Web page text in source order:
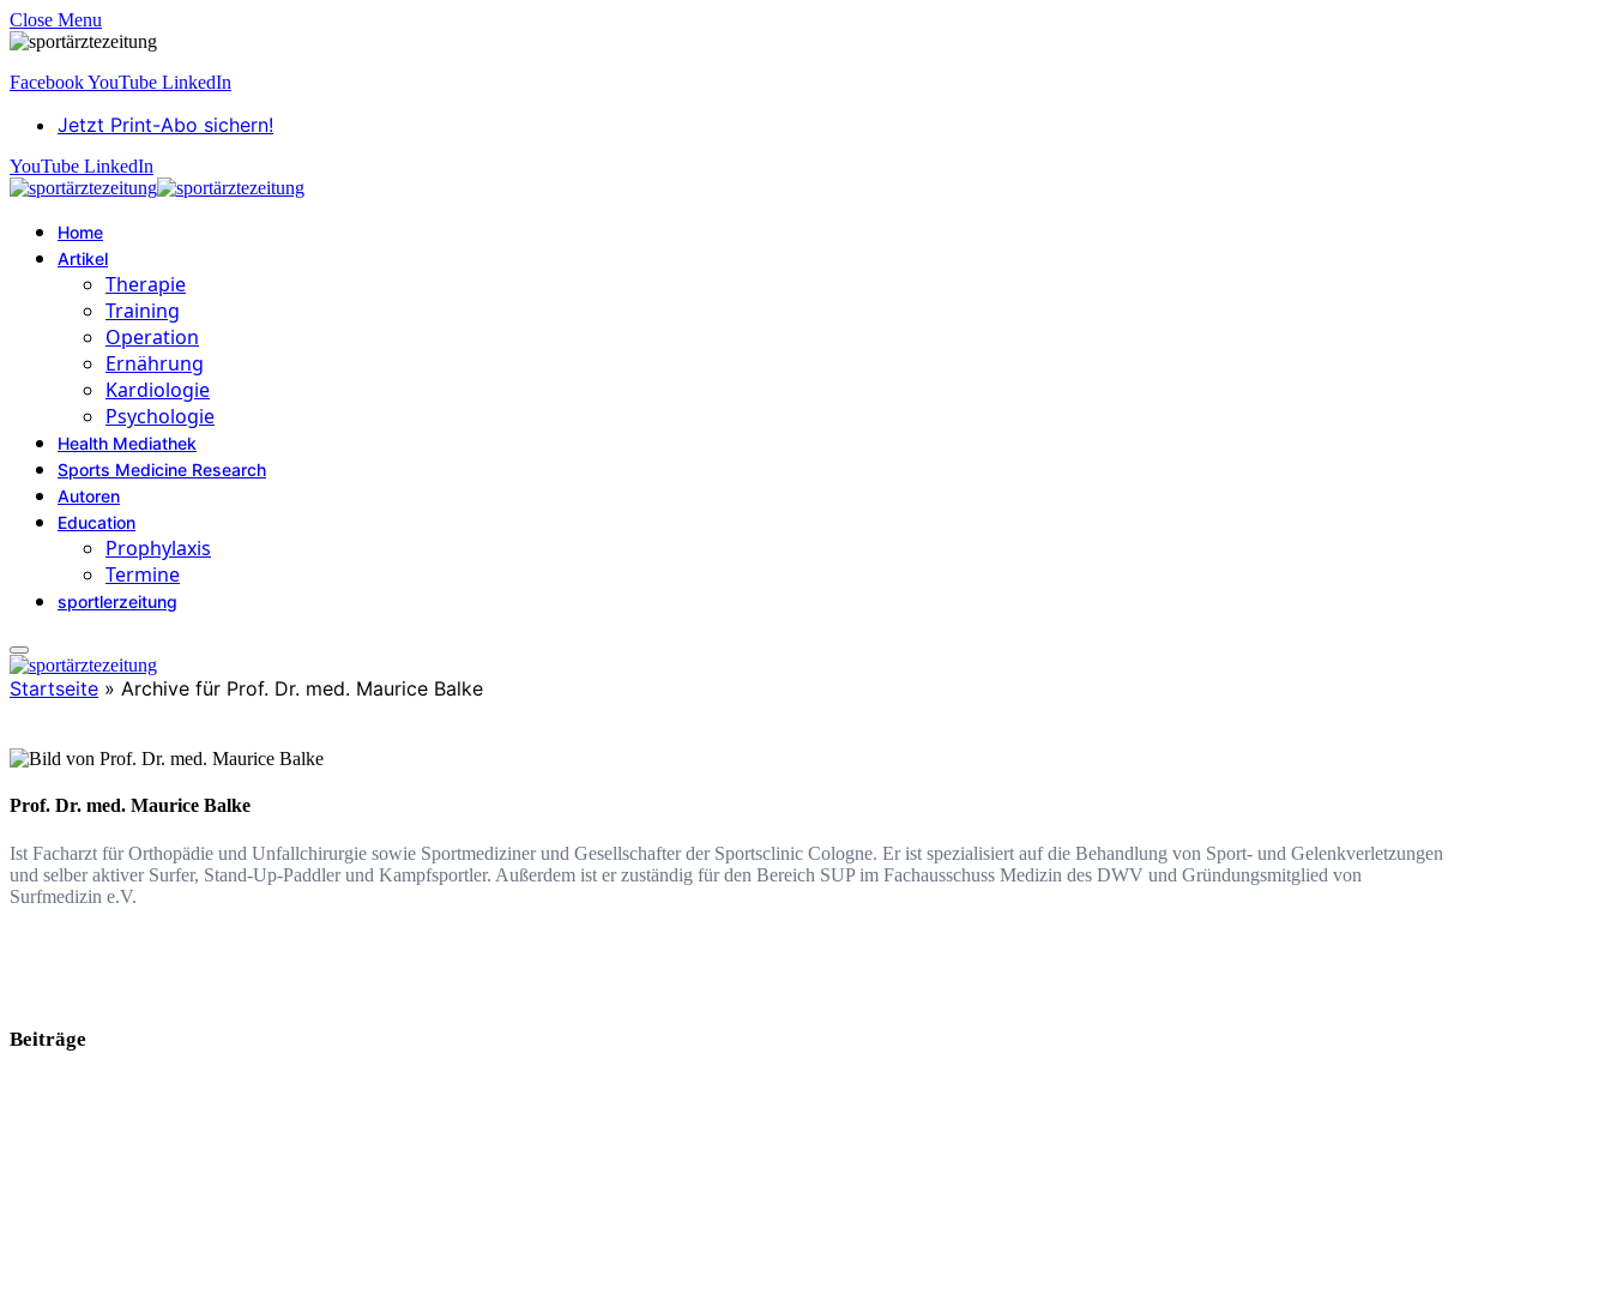
Close Menu
FacebookYouTube LinkedIn
Jetzt Print-Abo sichern!
YouTube LinkedIn
Home
Artikel
Therapie
Training
Operation
Ernährung
Kardiologie
Psychologie
Health Mediathek
Sports Medicine Research
Autoren
Education
Prophylaxis
Termine
sportlerzeitung
Startseite » Archive für Prof. Dr. med. Maurice Balke
Prof. Dr. med. Maurice Balke
Ist Facharzt für Orthopädie und Unfallchirurgie sowie Sportmediziner und Gesellschafter der Sportsclinic Cologne. Er ist spezialisiert auf die Behandlung von Sport- und Gelenkverletzungen
und selber aktiver Surfer, Stand-Up-Paddler und Kampfsportler. Außerdem ist er zuständig für den Bereich SUP im Fachausschuss Medizin des DWV und Gründungsmitglied von
Surfmedizin e.V.
Beiträge